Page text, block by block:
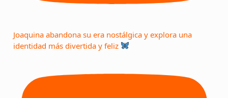
Joaquina abandona su era nostálgica y explora una
identidad más divertida y feliz